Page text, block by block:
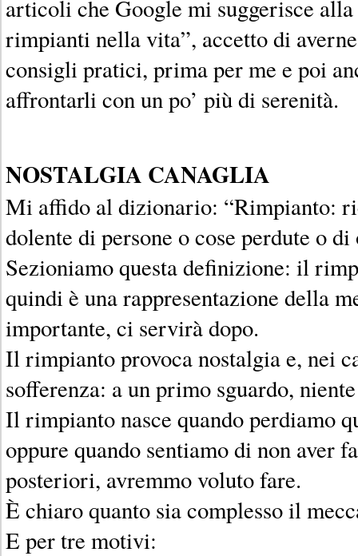
articoli che Google mi suggerisce alla
rimpianti nella vita”, accetto di
consigli pratici, prima per me e poi
affrontarli con un po’ più di serenità.
NOSTALGIA CANAGLIA
Mi affido al dizionario: “Rimpianto:
dolente di persone o cose perdute o
Sezioniamo questa definizione: il
quindi è una rappresentazione della
importante, ci servirà dopo.
Il rimpianto provoca nostalgia e, nei
sofferenza: a un primo sguardo,
Il rimpianto nasce quando perdiamo
oppure quando sentiamo di non aver
posteriori, avremmo voluto fare.
È chiaro quanto sia complesso il
E per tre motivi: